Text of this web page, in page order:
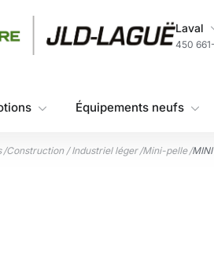
Ma
Laval
450
Équipements neufs
/Construction / Industriel léger /Mini-pelle /MINI